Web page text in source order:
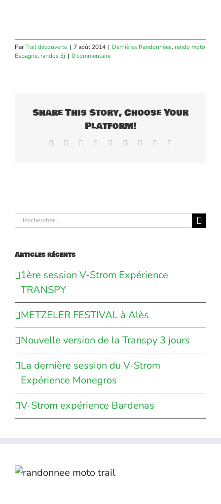
ParTrail découverte | 7 août 2014 | Dernières Randonnées, rando moto
Espagne, randos 3j | 0 commentaire
Share This Story, Choose Your
Platform!
Facebook Reddit LinkedInWhatsApp
TumblrPinterest
Rechercher:
Articles récents
1ère session V-Strom Expérience
TRANSPY
METZELER FESTIVAL à Alès
Nouvelle version de la Transpy 3 jours
La dernière session du V-Strom
Expérience Monegros
V-Strom expérience Bardenas